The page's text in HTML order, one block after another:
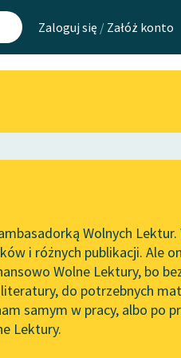
Zaloguj się / Załóż konto
Lektur
Wolnych Lektur
O
Wolnych Lektur.
i różnych publikacji. Ale
Wolne Lektury, bo
do potrzebnych
samym w pracy, albo po
Lektury.